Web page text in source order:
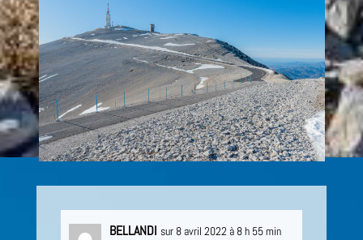
BELLANDI sur 8 avril 2022 à 8 h 55 min